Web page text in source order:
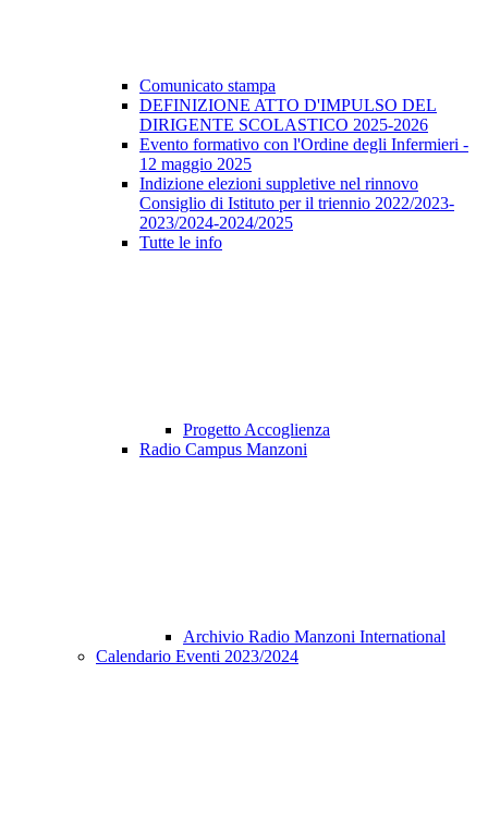
Comunicato stampa
DEFINIZIONE ATTO D'IMPULSO DEL
DIRIGENTE SCOLASTICO 2025-2026
Evento formativo con l'Ordine degli Infermieri -
12 maggio 2025
Indizione elezioni suppletive nel rinnovo
Consiglio di Istituto per il triennio 2022/2023-
2023/2024-2024/2025
Tutte le info
Progetto Accoglienza
Radio Campus Manzoni
Archivio Radio Manzoni International
Calendario Eventi 2023/2024